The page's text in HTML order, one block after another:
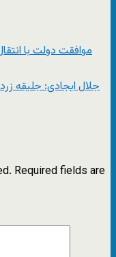
موافقت دولت با
جلال ایجادی: جلیقه
Required fields are